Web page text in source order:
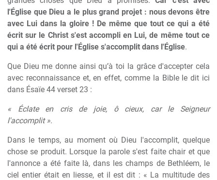
l'Église que Dieu a le plus grand projet : nous devons être
avec Lui dans la gloire ! De même que tout ce qui a été
écrit sur le Christ s'est accompli en Lui, de même tout ce
qui a été écrit pour l'Église s'accomplit dans l'Église.
Que Dieu me donne ainsi qu’à toi la grâce d'accepter cela
avec reconnaissance et, en effet, comme la Bible le dit ici
dans Ésaïe 44 verset 23 :
« Éclate en cris de joie, ô cieux, car le Seigneur
l'accomplit ».
Dans le temps, au moment où Dieu l'accomplit, quelque
chose se produit. Lorsque la parole s'est faite chair et que
l'annonce a été faite là, dans les champs de Bethléem, le
ciel entier était en liesse, et il est dit : « La multitude des